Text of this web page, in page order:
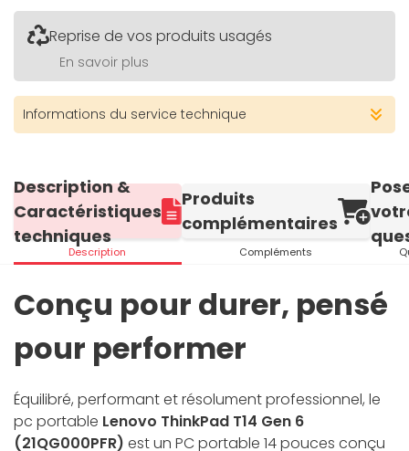
Reprise de vos produits usagés
En savoir plus
Informations du service technique
Description &
Caractéristiques
techniques
Description
Produits
complémentaires
Compléments
Conçu pour durer, pensé
pour performer
Équilibré, performant et résolument professionnel, le
pc portable Lenovo ThinkPad T14 Gen 6
(21QG000PFR) est un PC portable 14 pouces conçu